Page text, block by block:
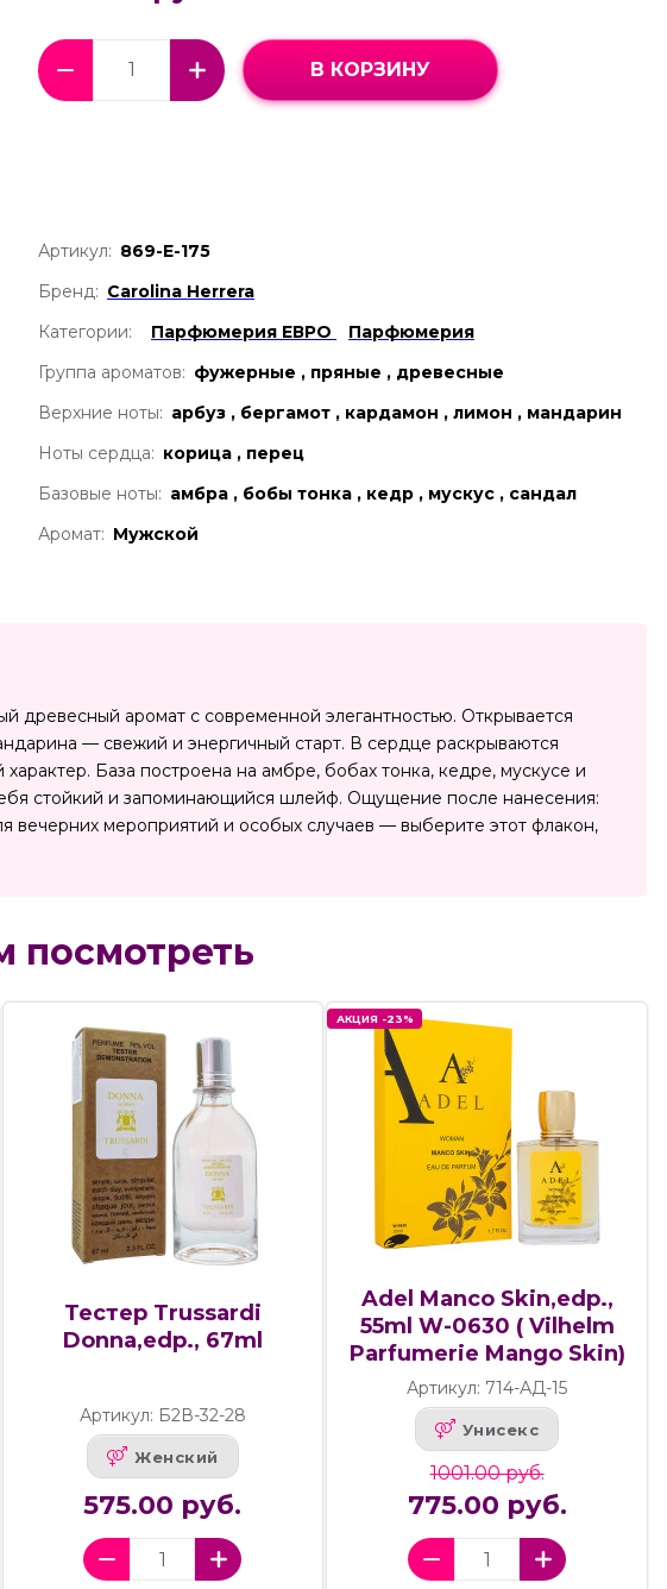
В КОРЗИНУ
Артикул: 869-Е-175
Бренд: Carolina Herrera
Категории:
Парфюмерия ЕВРО
Парфюмерия
Группа ароматов: фужерные , пряные , древесные
Верхние ноты: арбуз , бергамот , кардамон , лимон , мандарин
Ноты сердца: корица , перец
Базовые ноты: амбра , бобы тонка , кедр , мускус , сандал
Аромат: Мужской
древесный аромат с современной элегантностью. Открывается
— свежий и энергичный старт. В сердце раскрываются
База построена на амбре, бобах тонка, кедре, мускусе и
стойкий и запоминающийся шлейф. Ощущение после нанесения:
вечерних мероприятий и особых случаев — выберите этот флакон,
посмотреть
Тестер Trussardi
Donna,edp., 67ml
Артикул: Б2В-32-28
Женский
575.00 руб.
АКЦИЯ -23%
Adel Manco Skin,edp.,
55ml W-0630 ( Vilhelm
Parfumerie Mango Skin)
Артикул: 714-АД-15
Унисекс
1001.00 руб.
775.00 руб.